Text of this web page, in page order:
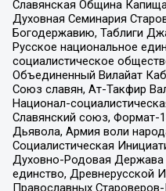
Славянская Община
Духовная Семинария
Богодержавию, Таблиги
Русское национальное
социалистическое
Объединенный Вилайат
Союз славян, Ат-Такфир
Национал-
Славянский союз, Формат-
Дьявола, Армия воли
Социалистическая
Духовно-Родовая Держава
единство, Древнерусской
Православных